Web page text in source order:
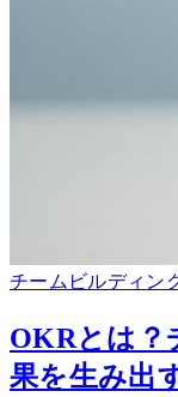
チームビルディン
OKRとは？
果を生み出